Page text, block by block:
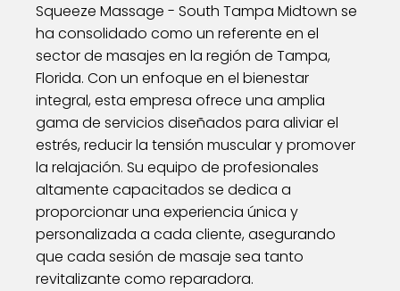
Squeeze Massage - South Tampa Midtown se
ha consolidado como un referente en el
sector de masajes en la región de Tampa,
Florida. Con un enfoque en el bienestar
integral, esta empresa ofrece una amplia
gama de servicios diseñados para aliviar el
estrés, reducir la tensión muscular y promover
la relajación. Su equipo de profesionales
altamente capacitados se dedica a
proporcionar una experiencia única y
personalizada a cada cliente, asegurando
que cada sesión de masaje sea tanto
revitalizante como reparadora.